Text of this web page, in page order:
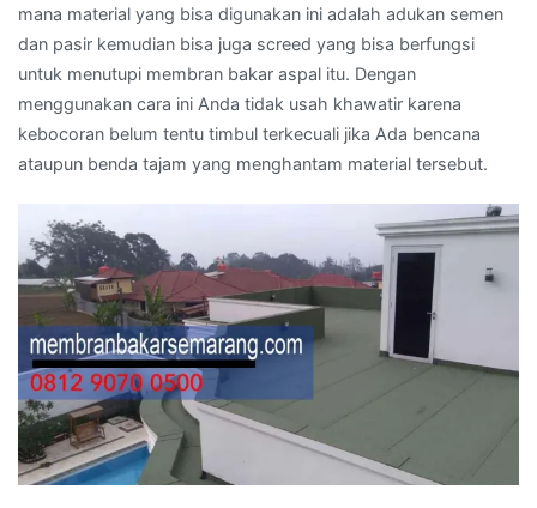
mana material yang bisa digunakan ini adalah adukan semen
dan pasir kemudian bisa juga screed yang bisa berfungsi
untuk menutupi membran bakar aspal itu. Dengan
menggunakan cara ini Anda tidak usah khawatir karena
kebocoran belum tentu timbul terkecuali jika Ada bencana
ataupun benda tajam yang menghantam material tersebut.